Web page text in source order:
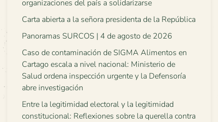
organizaciones del país a solidarizarse
Carta abierta a la señora presidenta de la República
Panoramas SURCOS | 4 de agosto de 2026
Caso de contaminación de SIGMA Alimentos en
Cartago escala a nivel nacional: Ministerio de
Salud ordena inspección urgente y la Defensoría
abre investigación
Entre la legitimidad electoral y la legitimidad
constitucional: Reflexiones sobre la querella contra